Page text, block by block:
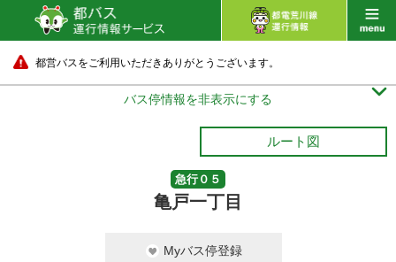
都営バスをご利用いただきありがとうございます。
バス停情報を非表示にする 
ルート図
急行０５
亀戸一丁目
Myバス停登録